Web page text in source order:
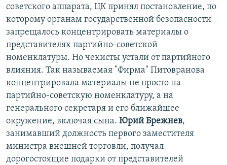
советского аппарата, ЦК принял постановление, по
которому органам государственной безопасности
запрещалось концентрировать материалы о
представителях партийно-советской
номенклатуры. Но чекисты устали от партийного
влияния. Так называемая "Фирма" Питовранова
концентрировала материалы не просто на
партийно-советскую номенклатуру, а на
генерального секретаря и его ближайшее
окружение, включая сына. Юрий Брежнев,
занимавший должность первого заместителя
министра внешней торговли, получал
дорогостоящие подарки от представителей